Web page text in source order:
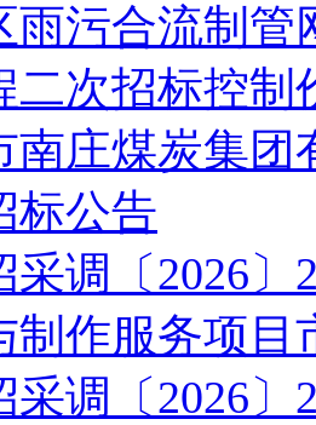
雨污合流制管
二次招标控制
南庄煤炭集
标公告
采调〔2026
制作服务项目
采调〔2026